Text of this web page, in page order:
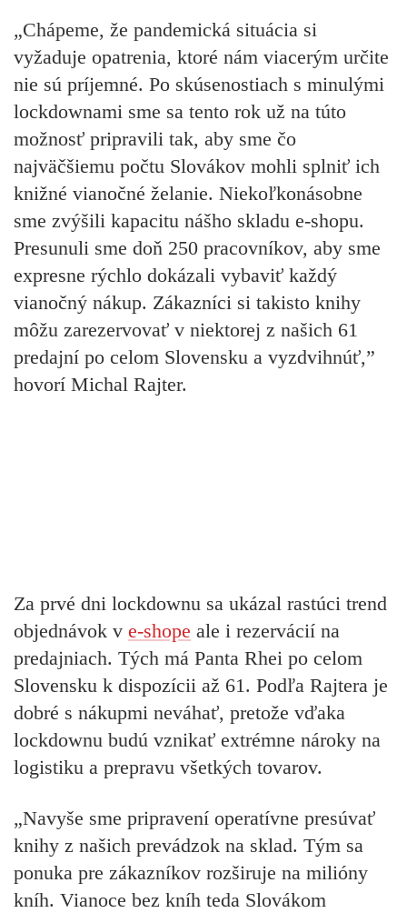
„Chápeme, že pandemická situácia si
vyžaduje opatrenia, ktoré nám viacerým určite
nie sú príjemné. Po skúsenostiach s minulými
lockdownami sme sa tento rok už na túto
možnosť pripravili tak, aby sme čo
najväčšiemu počtu Slovákov mohli splniť ich
knižné vianočné želanie. Niekoľkonásobne
sme zvýšili kapacitu nášho skladu e-shopu.
Presunuli sme doň 250 pracovníkov, aby sme
expresne rýchlo dokázali vybaviť každý
vianočný nákup. Zákazníci si takisto knihy
môžu zarezervovať v niektorej z našich 61
predajní po celom Slovensku a vyzdvihnúť,”
hovorí Michal Rajter.
Za prvé dni lockdownu sa ukázal rastúci trend
objednávok v e-shope ale i rezervácií na
predajniach. Tých má Panta Rhei po celom
Slovensku k dispozícii až 61. Podľa Rajtera je
dobré s nákupmi neváhať, pretože vďaka
lockdownu budú vznikať extrémne nároky na
logistiku a prepravu všetkých tovarov.
„Navyše sme pripravení operatívne presúvať
knihy z našich prevádzok na sklad. Tým sa
ponuka pre zákazníkov rozširuje na milióny
kníh. Vianoce bez kníh teda Slovákom